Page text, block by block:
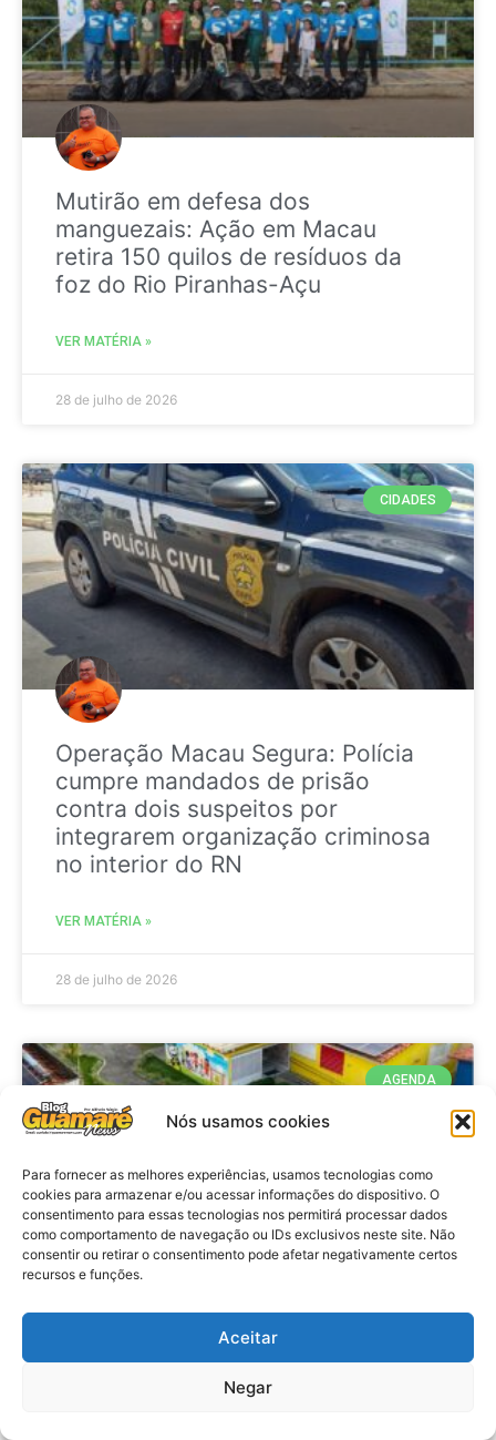
Nós usamos cookies
Para fornecer as melhores experiências, usamos tecnologias como
cookies para armazenar e/ou acessar informações do dispositivo. O
consentimento para essas tecnologias nos permitirá processar dados
como comportamento de navegação ou IDs exclusivos neste site. Não
consentir ou retirar o consentimento pode afetar negativamente certos
recursos e funções.
Aceitar
Negar
Mutirão em defesa dos
manguezais: Ação em Macau
retira 150 quilos de resíduos da
foz do Rio Piranhas-Açu
VER MATÉRIA »
28 de julho de 2026
CIDADES
Operação Macau Segura: Polícia
cumpre mandados de prisão
contra dois suspeitos por
integrarem organização criminosa
no interior do RN
VER MATÉRIA »
28 de julho de 2026
AGENDA
Agenda: 10ª Mostra Pedagógica
da Casa Durval Paiva acontecerá
nesta quarta-feira (29)